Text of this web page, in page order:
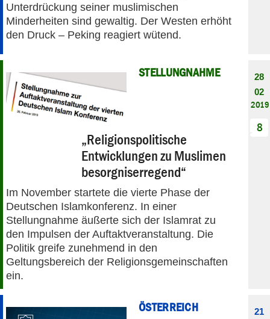
Unterdrückung seiner muslimischen
Minderheiten sind gewaltig. Der Westen erhöht
den Druck – Peking reagiert wütend.
STELLUNGNAHME
„Religionspolitische
Entwicklungen zu Muslimen
besorgniserregend“
Im November startete die vierte Phase der
Deutschen Islamkonferenz. In einer
Stellungnahme äußerte sich der Islamrat zu
den Impulsen der Auftaktveranstaltung. Die
Politik greife zunehmend in den
Geltungsbereich der Religionsgemeinschaften
ein.
28
02
2019
8
ÖSTERREICH 21